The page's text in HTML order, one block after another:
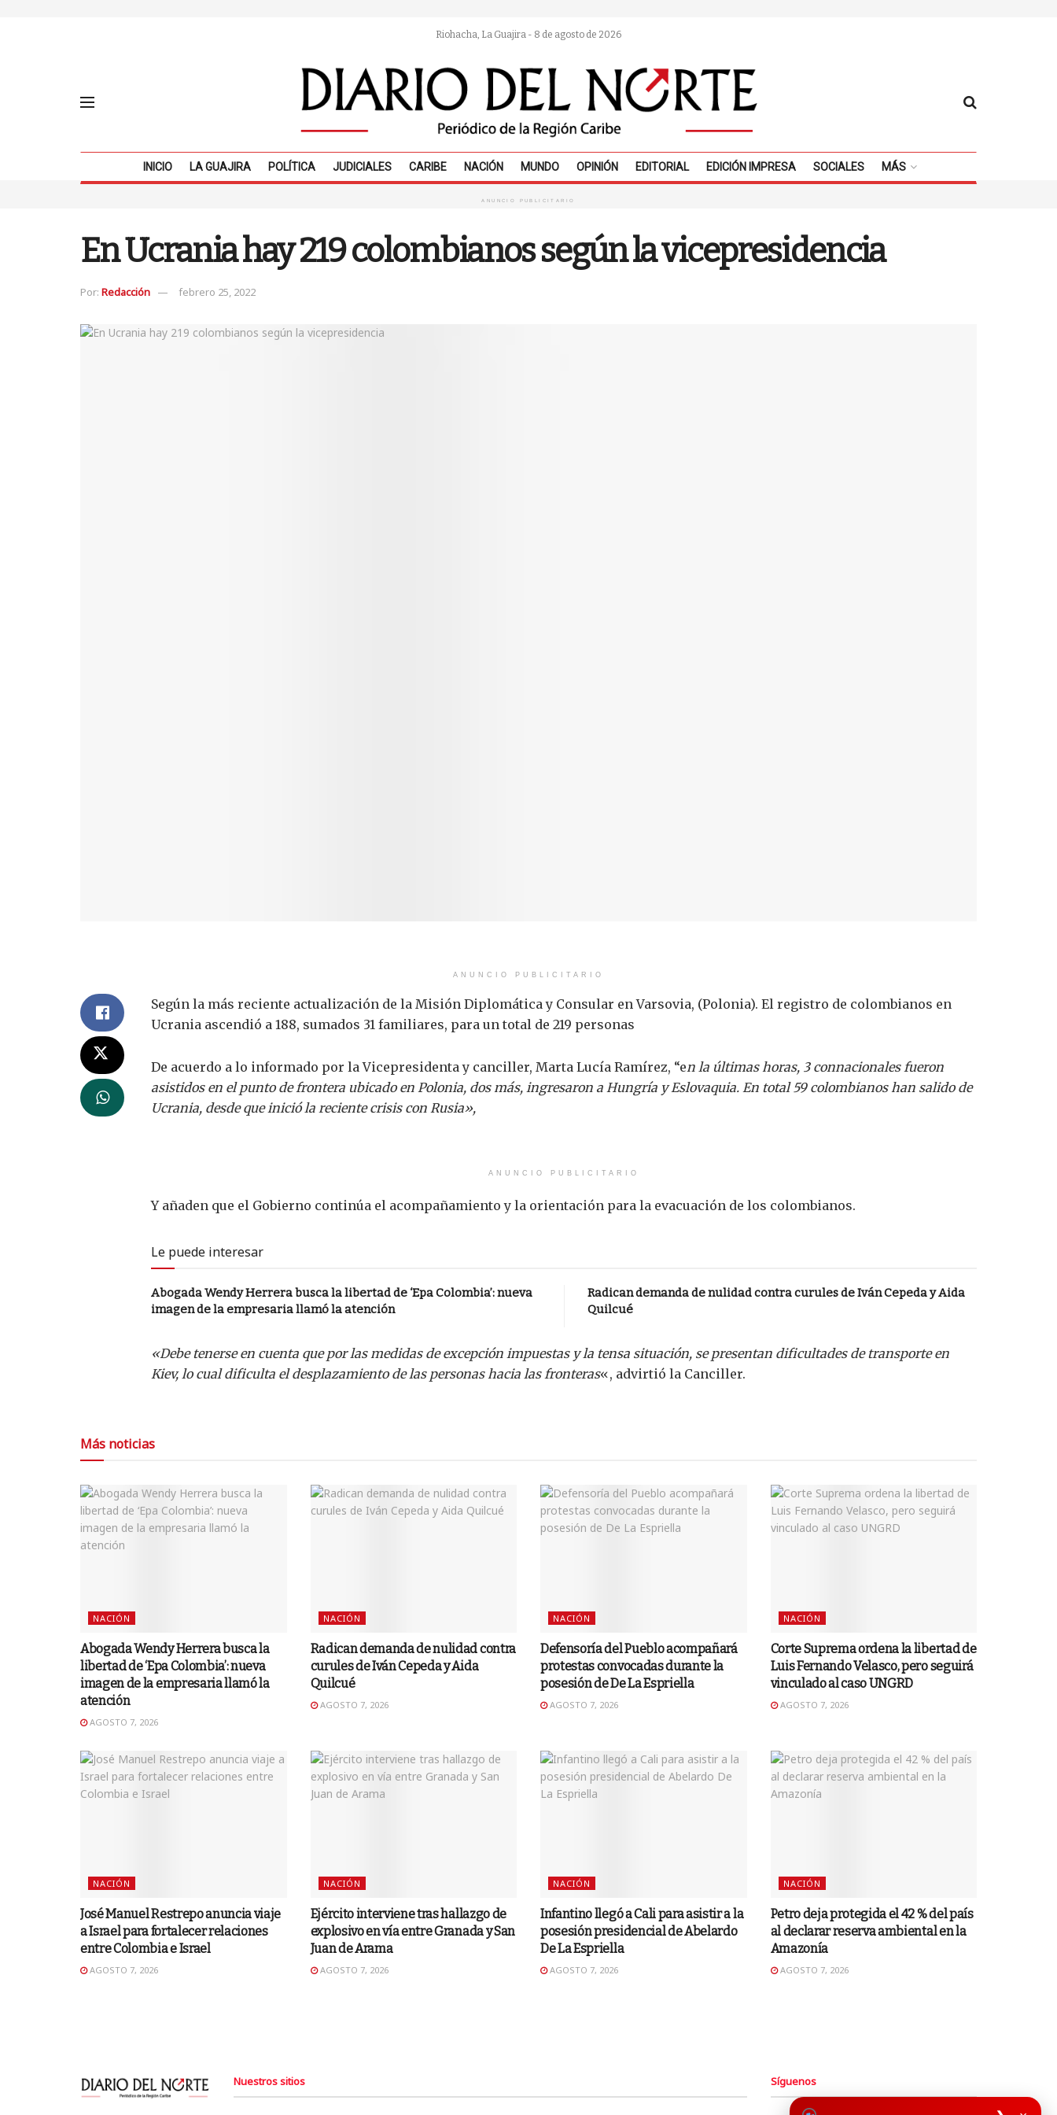
Riohacha, La Guajira - 8 de agosto de 2026
INICIO LA GUAJIRA POLÍTICA JUDICIALES CARIBE NACIÓN MUNDO OPINIÓN EDITORIAL EDICIÓN IMPRESA SOCIALES MÁS
ANUNCIO PUBLICITARIO
En Ucrania hay 219 colombianos según la vicepresidencia
Por: Redacción febrero 25, 2022
ANUNCIO PUBLICITARIO
Según la más reciente actualización de la Misión Diplomática y Consular en Varsovia, (Polonia). El registro de colombianos en
Ucrania ascendió a 188, sumados 31 familiares, para un total de 219 personas
De acuerdo a lo informado por la Vicepresidenta y canciller, Marta Lucía Ramírez, “en la últimas horas, 3 connacionales fueron
asistidos en el punto de frontera ubicado en Polonia, dos más, ingresaron a Hungría y Eslovaquia. En total 59 colombianos han salido de
Ucrania, desde que inició la reciente crisis con Rusia»,
ANUNCIO PUBLICITARIO
Y añaden que el Gobierno continúa el acompañamiento y la orientación para la evacuación de los colombianos.
Le puede interesar
Abogada Wendy Herrera busca la libertad de ‘Epa Colombia’: nueva
imagen de la empresaria llamó la atención
Radican demanda de nulidad contra curules de Iván Cepeda y Aida
Quilcué
«Debe tenerse en cuenta que por las medidas de excepción impuestas y la tensa situación, se presentan dificultades de transporte en
Kiev, lo cual dificulta el desplazamiento de las personas hacia las fronteras«, advirtió la Canciller.
Más noticias
NACIÓN
Abogada Wendy Herrera busca la
libertad de ‘Epa Colombia’: nueva
imagen de la empresaria llamó la
atención
AGOSTO 7, 2026
NACIÓN
Radican demanda de nulidad contra
curules de Iván Cepeda y Aida
Quilcué
AGOSTO 7, 2026
NACIÓN
Defensoría del Pueblo acompañará
protestas convocadas durante la
posesión de De La Espriella
AGOSTO 7, 2026
NACIÓN
Corte Suprema ordena la libertad de
Luis Fernando Velasco, pero seguirá
vinculado al caso UNGRD
AGOSTO 7, 2026
NACIÓN
José Manuel Restrepo anuncia viaje
a Israel para fortalecer relaciones
entre Colombia e Israel
AGOSTO 7, 2026
NACIÓN
Ejército interviene tras hallazgo de
explosivo en vía entre Granada y San
Juan de Arama
AGOSTO 7, 2026
NACIÓN
Infantino llegó a Cali para asistir a la
posesión presidencial de Abelardo
De La Espriella
AGOSTO 7, 2026
NACIÓN
Petro deja protegida el 42 % del país
al declarar reserva ambiental en la
Amazonía
AGOSTO 7, 2026
Nuestros sitios Síguenos